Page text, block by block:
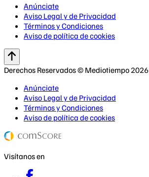
Anúnciate
Aviso Legal y de Privacidad
Términos y Condiciones
Aviso de política de cookies
Derechos Reservados © Mediotiempo 2026
Anúnciate
Aviso Legal y de Privacidad
Términos y Condiciones
Aviso de política de cookies
Visítanos en